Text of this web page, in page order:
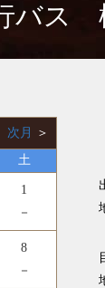
バス
次月
＞
土
1
－
8
－